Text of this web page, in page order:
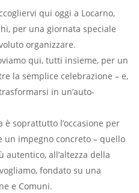
qui oggi a Locarno,
per una giornata speciale
organizzare.
qui, tutti insieme, per un
la semplice celebrazione – e,
in un’auto-
soprattutto l’occasione per
impegno concreto – quello
all’altezza della
fondato su una
e Comuni.